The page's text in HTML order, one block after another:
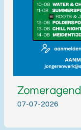
07-07-2026